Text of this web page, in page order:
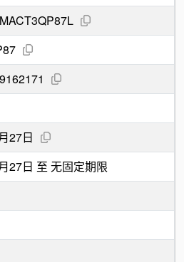
27日
27日 至 无固定期限